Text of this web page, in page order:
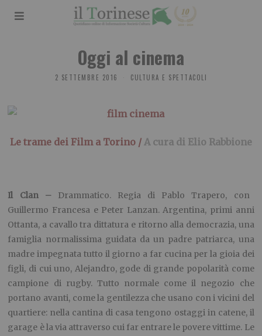
Oggi al cinema
2 SETTEMBRE 2016 CULTURA E SPETTACOLI
Le trame dei Film a Torino / A cura di Elio Rabbione
Il Clan – Drammatico. Regia di Pablo Trapero, con
Guillermo Francesa e Peter Lanzan. Argentina, primi anni
Ottanta, a cavallo tra dittatura e ritorno alla democrazia, una
famiglia normalissima guidata da un padre patriarca, una
madre impegnata tutto il giorno a far cucina per la gioia dei
figli, di cui uno, Alejandro, gode di grande popolarità come
campione di rugby. Tutto normale come il negozio che
portano avanti, come la gentilezza che usano con i vicini del
quartiere: nella cantina di casa tengono ostaggi in catene, il
garage è la via attraverso cui far entrare le povere vittime. Le